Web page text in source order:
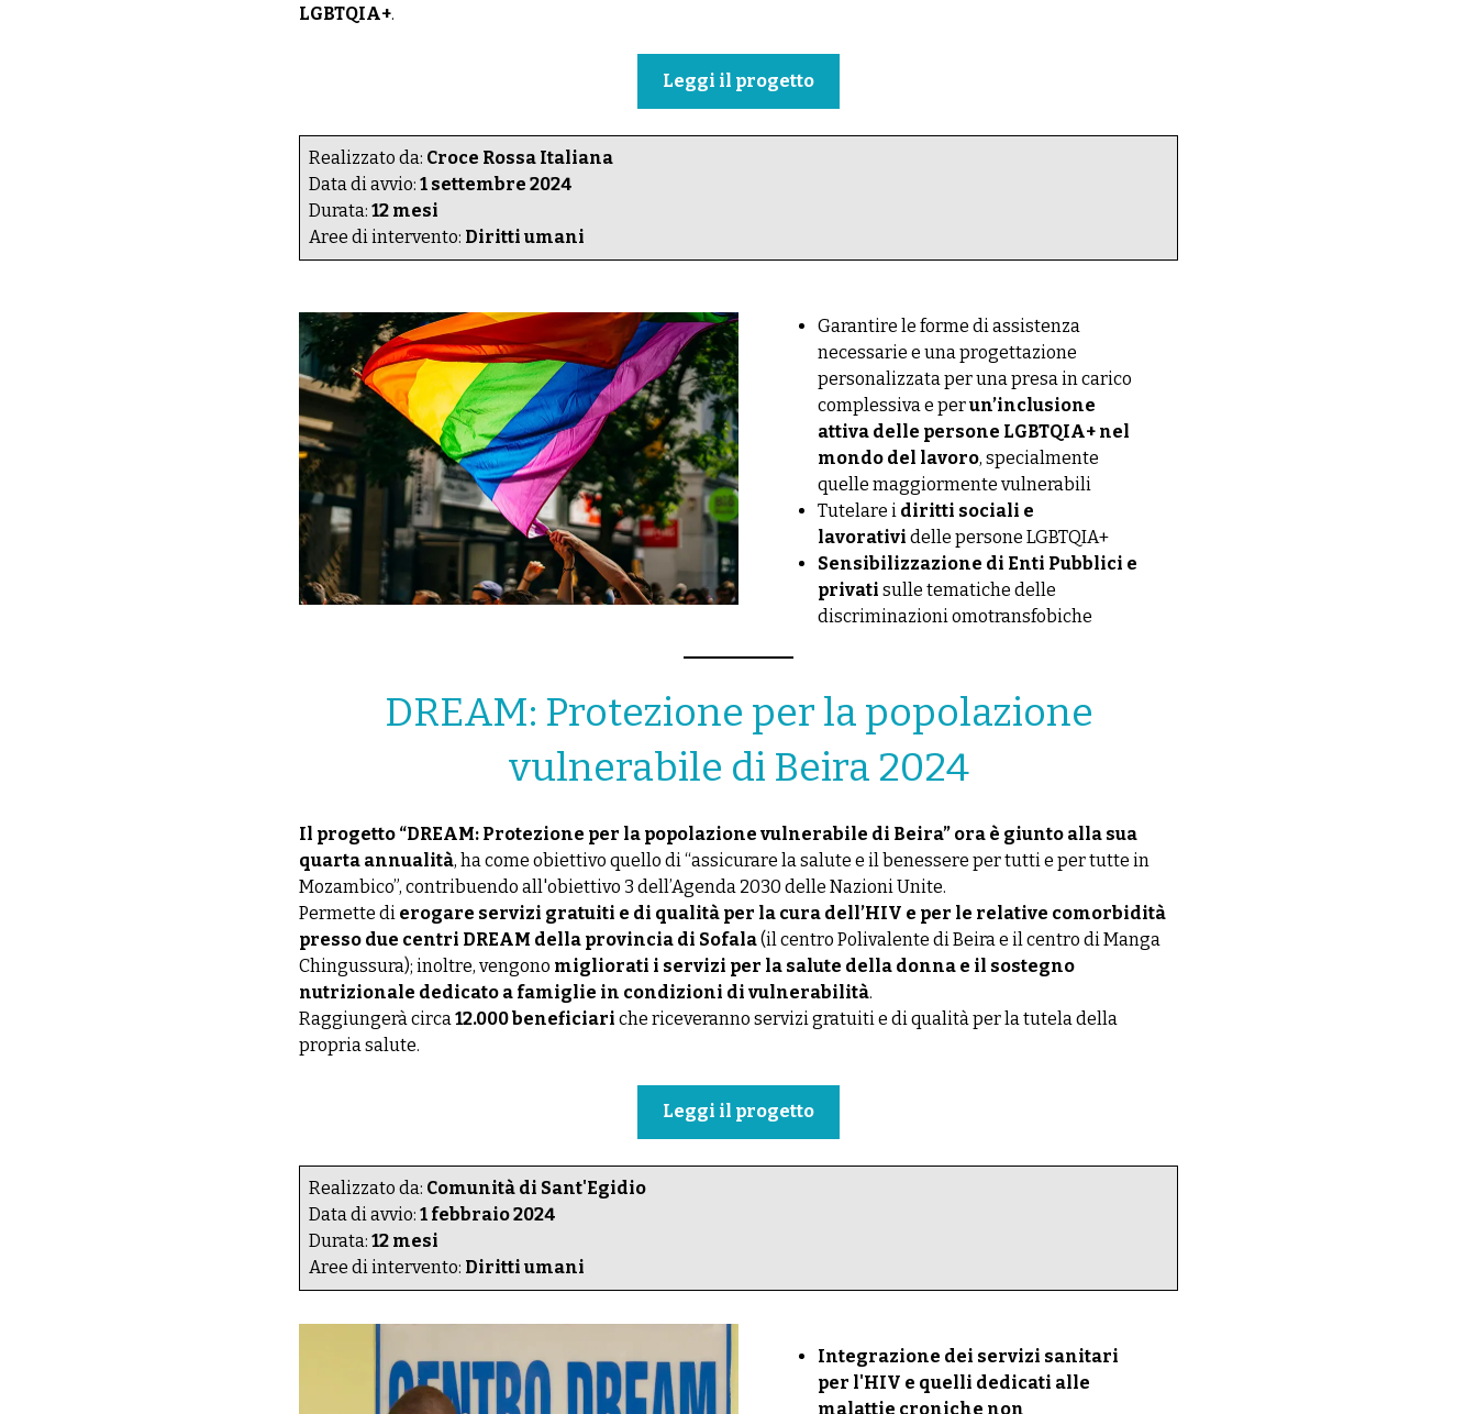
LGBTQIA+.
Leggi il progetto
Realizzato da: Croce Rossa Italiana
Data di avvio: 1 settembre 2024
Durata: 12 mesi
Aree di intervento: Diritti umani
Garantire le forme di assistenza
necessarie e una progettazione
personalizzata per una presa in carico
complessiva e perun’inclusione
attiva delle persone LGBTQIA+ nel
mondo del lavoro, specialmente
quelle maggiormente vulnerabili
Tutelare i diritti sociali e
lavorativi delle persone LGBTQIA+
Sensibilizzazione di Enti Pubblici e
privati sulle tematiche delle
discriminazioni omotransfobiche
DREAM: Protezione per la popolazione
vulnerabile di Beira 2024
Il progetto “DREAM: Protezione per la popolazione vulnerabile di Beira” ora è giunto alla sua
quarta annualità, ha come obiettivo quello di “assicurare la salute e il benessere per tutti e per tutte in
Mozambico”, contribuendo all'obiettivo 3 dell’Agenda 2030 delle Nazioni Unite.
Permette di erogare servizi gratuiti e di qualità per la cura dell’HIV e per le relative comorbidità
presso due centri DREAM della provincia di Sofala(il centro Polivalente di Beira e il centro di Manga
Chingussura); inoltre, vengono migliorati i servizi per la salute della donna e il sostegno
nutrizionale dedicato a famiglie in condizioni di vulnerabilità.
Raggiungerà circa 12.000 beneficiari che riceveranno servizi gratuiti e di qualità per la tutela della
propria salute.
Leggi il progetto
Realizzato da: Comunità di Sant'Egidio
Data di avvio: 1 febbraio 2024
Durata: 12 mesi
Aree di intervento: Diritti umani
Integrazione dei servizi sanitari
per l'HIV e quelli dedicati alle
malattie croniche non